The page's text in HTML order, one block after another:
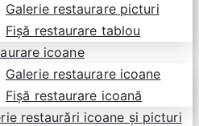
Galerie restaurare picturi
Fișă restaurare tablou
icoane
Galerie restaurare icoane
Fișă restaurare icoană
restaurări icoane și picturi